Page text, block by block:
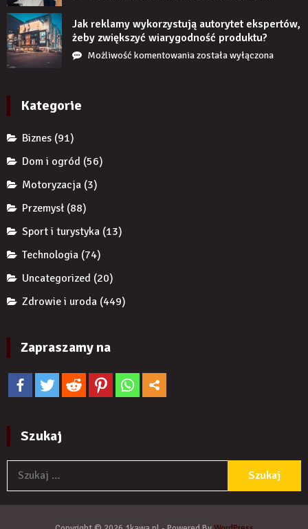
czas
nie
uzupełnię
braku
JDG
chroni
przedsiębiorcę
Jak reklamy wykorzystują autorytet ekspertów,
żeby zwiększyć wiarygodność produktu?
Możliwość komentowaniaJak
została wyłączona
Kategorie
Biznes (91)
Dom i ogród (56)
Motoryzacja (3)
Przemysł (88)
Sport i turystyka (13)
Technologia (74)
Uncategorized (20)
Zdrowie i uroda (449)
Zapraszamy na
Szukaj